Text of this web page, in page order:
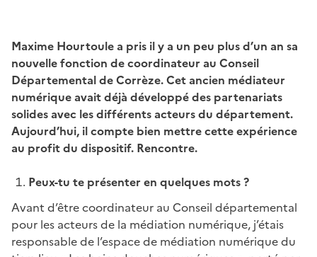
Maxime Hourtoule a pris il y a un peu plus d’un an sa
nouvelle fonction de coordinateur au Conseil
Départemental de Corrèze. Cet ancien médiateur
numérique avait déjà développé des partenariats
solides avec les différents acteurs du département.
Aujourd’hui, il compte bien mettre cette expérience
au profit du dispositif. Rencontre.
Peux-tu te présenter en quelques mots ?
Avant d’être coordinateur au Conseil départemental
pour les acteurs de la médiation numérique, j’étais
responsable de l’espace de médiation numérique du